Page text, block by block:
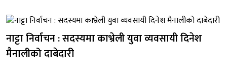
नाट्टा निर्वाचन : सदस्यमा काभ्रेली युवा व्यवसायी दिनेश
मैनालीको दाबेदारी